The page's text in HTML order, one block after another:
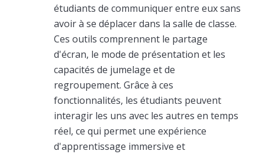
étudiants de communiquer entre eux sans
avoir à se déplacer dans la salle de classe.
Ces outils comprennent le partage
d'écran, le mode de présentation et les
capacités de jumelage et de
regroupement. Grâce à ces
fonctionnalités, les étudiants peuvent
interagir les uns avec les autres en temps
réel, ce qui permet une expérience
d'apprentissage immersive et